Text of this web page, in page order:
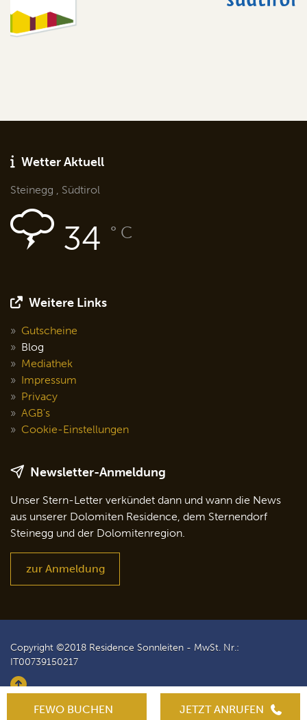
Wetter Aktuell
Steinegg , Südtirol
34 ° C
Weitere Links
Gutscheine
Blog
Mediathek
Impressum
Privacy
AGB's
Cookie-Einstellungen
Newsletter-Anmeldung
Unser Stern-Letter verkündet dann und wann die News
aus unserer Dolomiten Residence, dem Sternendorf
Steinegg und der Dolomitenregion.
zur Anmeldung
Copyright ©2018 Residence Sonnleiten - MwSt. Nr.:
IT00739150217
Produced bykreatif
FEWO BUCHEN JETZT ANRUFEN